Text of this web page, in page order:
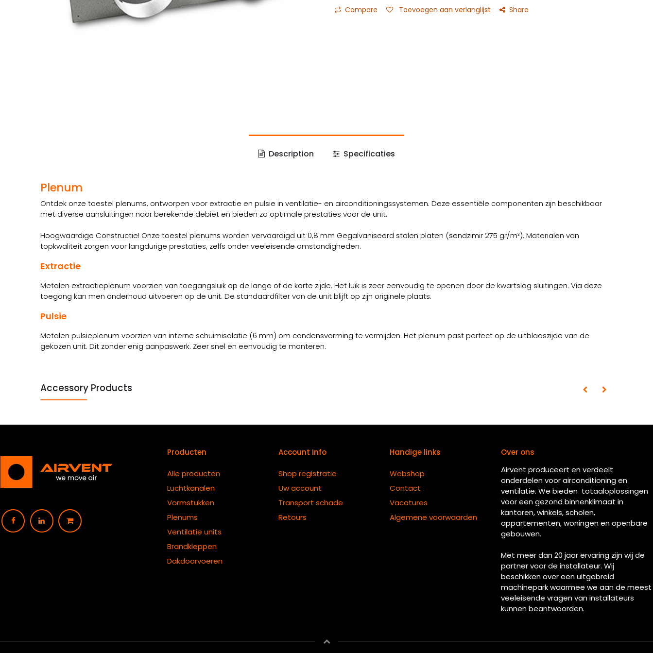
Compare Toevoegen aan verlanglijst Share
Description Specificaties
Plenum
Ontdek onze toestel plenums, ontworpen voor extractie en pulsie in ventilatie- en airconditioningssystemen. Deze essentiële componenten zijn beschikbaar
met diverse aansluitingen naar berekende debiet en bieden zo optimale prestaties voor de unit.
Hoogwaardige Constructie! Onze toestel plenums worden vervaardigd uit 0,8 mm Gegalvaniseerd stalen platen (sendzimir 275 gr/m²). Materialen van
topkwaliteit zorgen voor langdurige prestaties, zelfs onder veeleisende omstandigheden.
Extractie
Metalen extractieplenum voorzien van toegangsluik op de lange of de korte zijde. Het luik is zeer eenvoudig te openen door de kwartslag sluitingen. Via deze
toegang kan men onderhoud uitvoeren op de unit. De standaardfilter van de unit blijft op zijn originele plaats.
Pulsie
Metalen pulsieplenum voorzien van interne schuimisolatie (6 mm) om condensvorming te vermijden. Het plenum past perfect op de uitblaaszijde van de
gekozen unit. Dit zonder enig aanpaswerk. Zeer snel en eenvoudig te monteren.
Accessory Products
Producten
Alle producten
Luchtkanalen
Vormstukken
Plenums
Ventilatie units
Brandkleppen
Dakdoorvoeren
Account Info
Shop registratie
Uw account
Transport schade
Retours
Handige links
Webshop
Contact
Vacatures
Algemene voorwaarden
Over ons
Airvent produceert en verdeelt
onderdelen voor airconditioning en
ventilatie. We bieden totaaloplossingen
voor een gezond binnenklimaat in
kantoren, winkels, scholen,
appartementen, woningen en openbare
gebouwen.
Met meer dan 20 jaar ervaring zijn wij de
partner voor de installateur. Wij
beschikken over een uitgebreid
machinepark waarmee we aan de meest
veeleisende vragen van installateurs
kunnen beantwoorden.